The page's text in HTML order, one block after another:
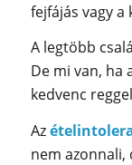
fejfájás vagy
A legtöbb
De mi van, ha
kedvenc
Az
nem azonnali,